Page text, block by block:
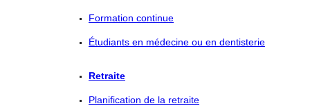
Formation continue
Étudiants en médecine ou en dentisterie
Retraite
Planification de la retraite